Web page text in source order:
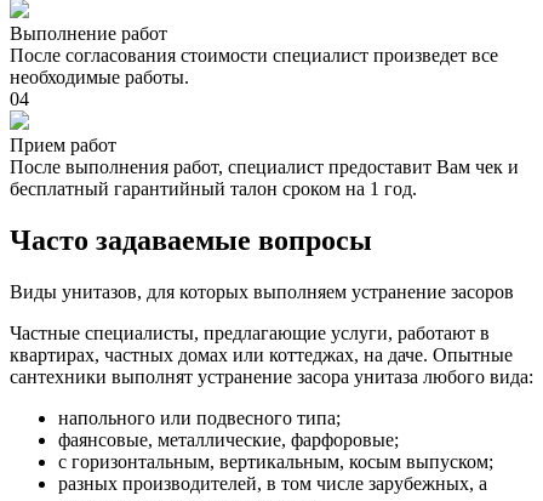
Выполнение работ
После согласования стоимости специалист произведет все
необходимые работы.
04
Прием работ
После выполнения работ, специалист предоставит Вам чек и
бесплатный гарантийный талон сроком на 1 год.
Часто задаваемые вопросы
Виды унитазов, для которых выполняем устранение засоров
Частные специалисты, предлагающие услуги, работают в
квартирах, частных домах или коттеджах, на даче. Опытные
сантехники выполнят устранение засора унитаза любого вида:
напольного или подвесного типа;
фаянсовые, металлические, фарфоровые;
с горизонтальным, вертикальным, косым выпуском;
разных производителей, в том числе зарубежных, а